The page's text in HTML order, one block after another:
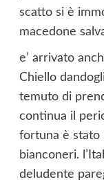
scatto si è
macedone
e’ arrivato
Chiello
temuto di
continua il
fortuna è stato
bianconeri.
deludente